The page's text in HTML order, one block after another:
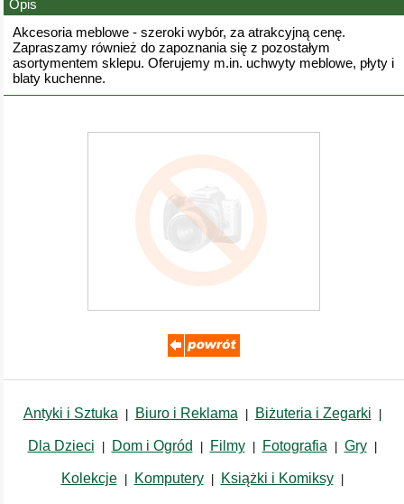
Opis
Akcesoria meblowe - szeroki wybór, za atrakcyjną cenę.
Zapraszamy również do zapoznania się z pozostałym
asortymentem sklepu. Oferujemy m.in. uchwyty meblowe, płyty i
blaty kuchenne.
Antyki i Sztuka| Biuro i Reklama| Biżuteria i Zegarki
Dla Dzieci Dom i Ogród Filmy| Fotografia| Gry|
Kolekcje| Komputery| Książki i Komiksy|